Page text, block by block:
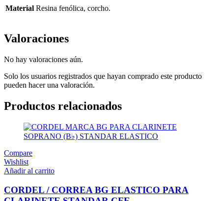
Material Resina fenólica, corcho.
Valoraciones
No hay valoraciones aún.
Solo los usuarios registrados que hayan comprado este producto
pueden hacer una valoración.
Productos relacionados
Compare
Wishlist
Añadir al carrito
CORDEL / CORREA BG ELASTICO PARA